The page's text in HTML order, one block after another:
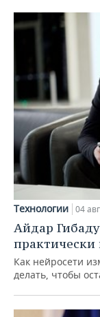
Технологии 04
Айдар
практически
Как нейросети
делать, чтобы